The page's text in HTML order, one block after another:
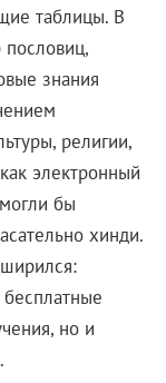
таблицы. В
знания
религии,
электронный
бы
хинди.
но и